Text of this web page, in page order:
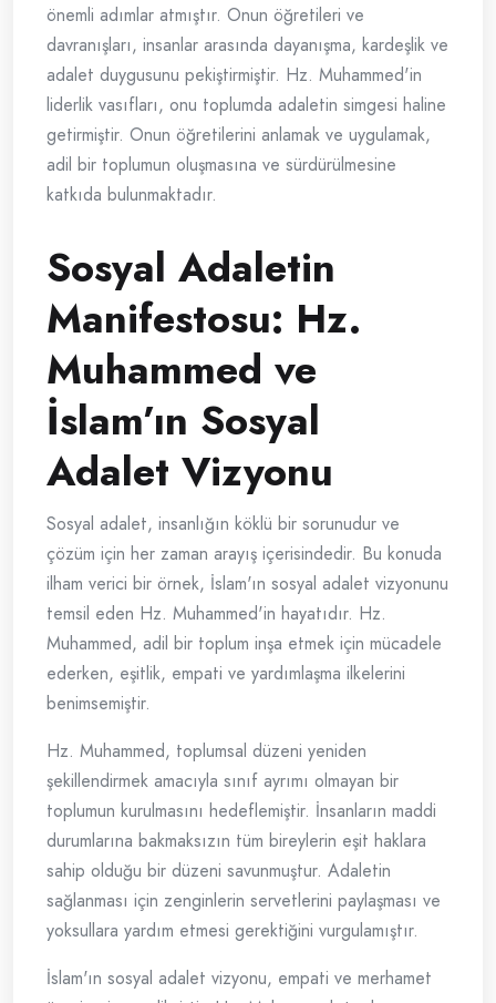
önemli adımlar atmıştır. Onun öğretileri ve
davranışları, insanlar arasında dayanışma, kardeşlik ve
adalet duygusunu pekiştirmiştir. Hz. Muhammed'in
liderlik vasıfları, onu toplumda adaletin simgesi haline
getirmiştir. Onun öğretilerini anlamak ve uygulamak,
adil bir toplumun oluşmasına ve sürdürülmesine
katkıda bulunmaktadır.
Sosyal Adaletin
Manifestosu: Hz.
Muhammed ve
İslam’ın Sosyal
Adalet Vizyonu
Sosyal adalet, insanlığın köklü bir sorunudur ve
çözüm için her zaman arayış içerisindedir. Bu konuda
ilham verici bir örnek, İslam'ın sosyal adalet vizyonunu
temsil eden Hz. Muhammed'in hayatıdır. Hz.
Muhammed, adil bir toplum inşa etmek için mücadele
ederken, eşitlik, empati ve yardımlaşma ilkelerini
benimsemiştir.
Hz. Muhammed, toplumsal düzeni yeniden
şekillendirmek amacıyla sınıf ayrımı olmayan bir
toplumun kurulmasını hedeflemiştir. İnsanların maddi
durumlarına bakmaksızın tüm bireylerin eşit haklara
sahip olduğu bir düzeni savunmuştur. Adaletin
sağlanması için zenginlerin servetlerini paylaşması ve
yoksullara yardım etmesi gerektiğini vurgulamıştır.
İslam'ın sosyal adalet vizyonu, empati ve merhamet